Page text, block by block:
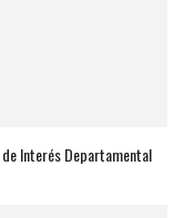
Interés Departamental